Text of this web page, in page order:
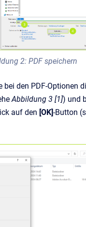
2: PDF speichern
bei den PDF-Optionen
Abbildung 3 [1]) und
auf den [OK]-Button